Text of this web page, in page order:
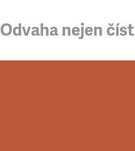
Odvaha nejen číst